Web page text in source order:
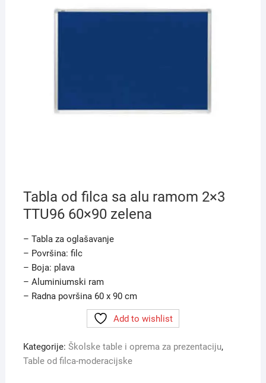
Tabla od filca sa alu ramom 2×3
TTU96 60×90 zelena
– Tabla za oglašavanje
– Površina: filc
– Boja: plava
– Aluminiumski ram
– Radna površina 60 x 90 cm
Add to wishlist
Kategorije: Školske table i oprema za prezentaciju,
Table od filca-moderacijske